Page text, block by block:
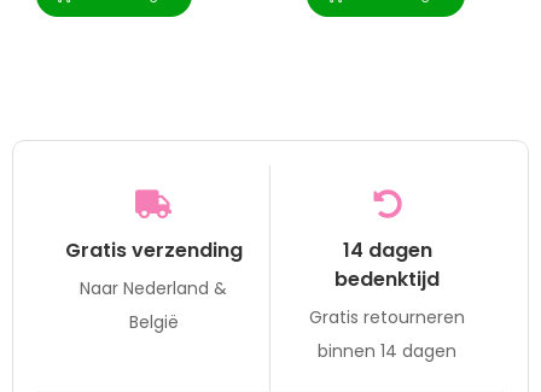
Gratis verzending
Naar Nederland &
België
14 dagen
bedenktijd
Gratis retourneren
binnen 14 dagen